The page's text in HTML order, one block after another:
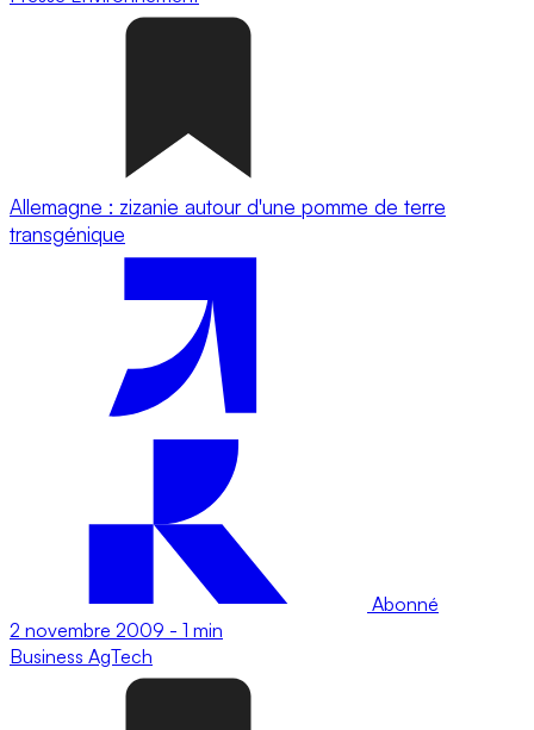
Allemagne : zizanie autour d'une pomme de terre
transgénique
Abonné
2 novembre 2009 - 1 min
Business AgTech